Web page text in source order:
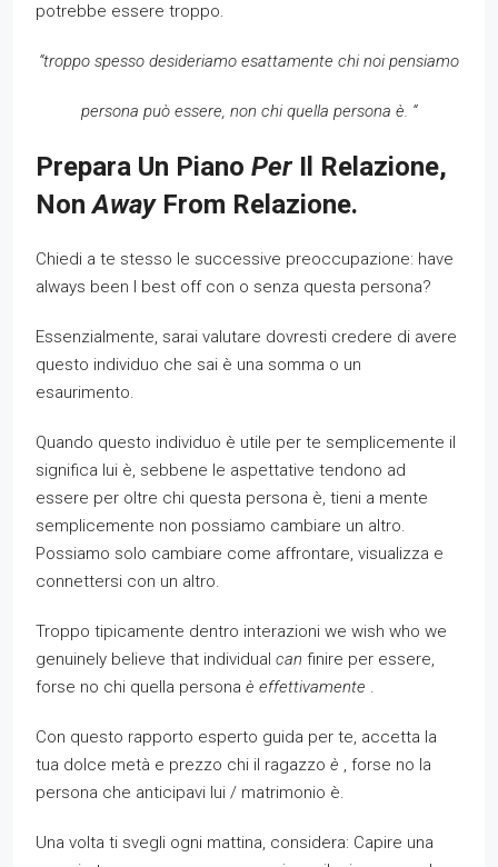
potrebbe essere troppo.
“troppo spesso desideriamo esattamente chi noi pensiamo
persona può essere, non chi quella persona è. “
Prepara Un Piano Per Il Relazione,
NonAway From Relazione.
Chiedi a te stesso le successive preoccupazione: have
always been I best off con o senza questa persona?
Essenzialmente, sarai valutare dovresti credere di avere
questo individuo che sai è una somma o un
esaurimento.
Quando questo individuo è utile per te semplicemente il
significa lui è, sebbene le aspettative tendono ad
essere per oltre chi questa persona è, tieni a mente
semplicemente non possiamo cambiare un altro.
Possiamo solo cambiare come affrontare, visualizza e
connettersi con un altro.
Troppo tipicamente dentro interazioni we wish who we
genuinely believe that individual can finire per essere,
forse no chi quella persona è effettivamente .
Con questo rapporto esperto guida per te, accetta la
tua dolce metà e prezzo chi il ragazzo è , forse no la
persona che anticipavi lui / matrimonio è.
Una volta ti svegli ogni mattina, considera: Capire una